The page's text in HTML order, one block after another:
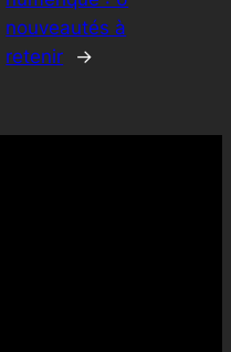
nouveautés à
retenir
→